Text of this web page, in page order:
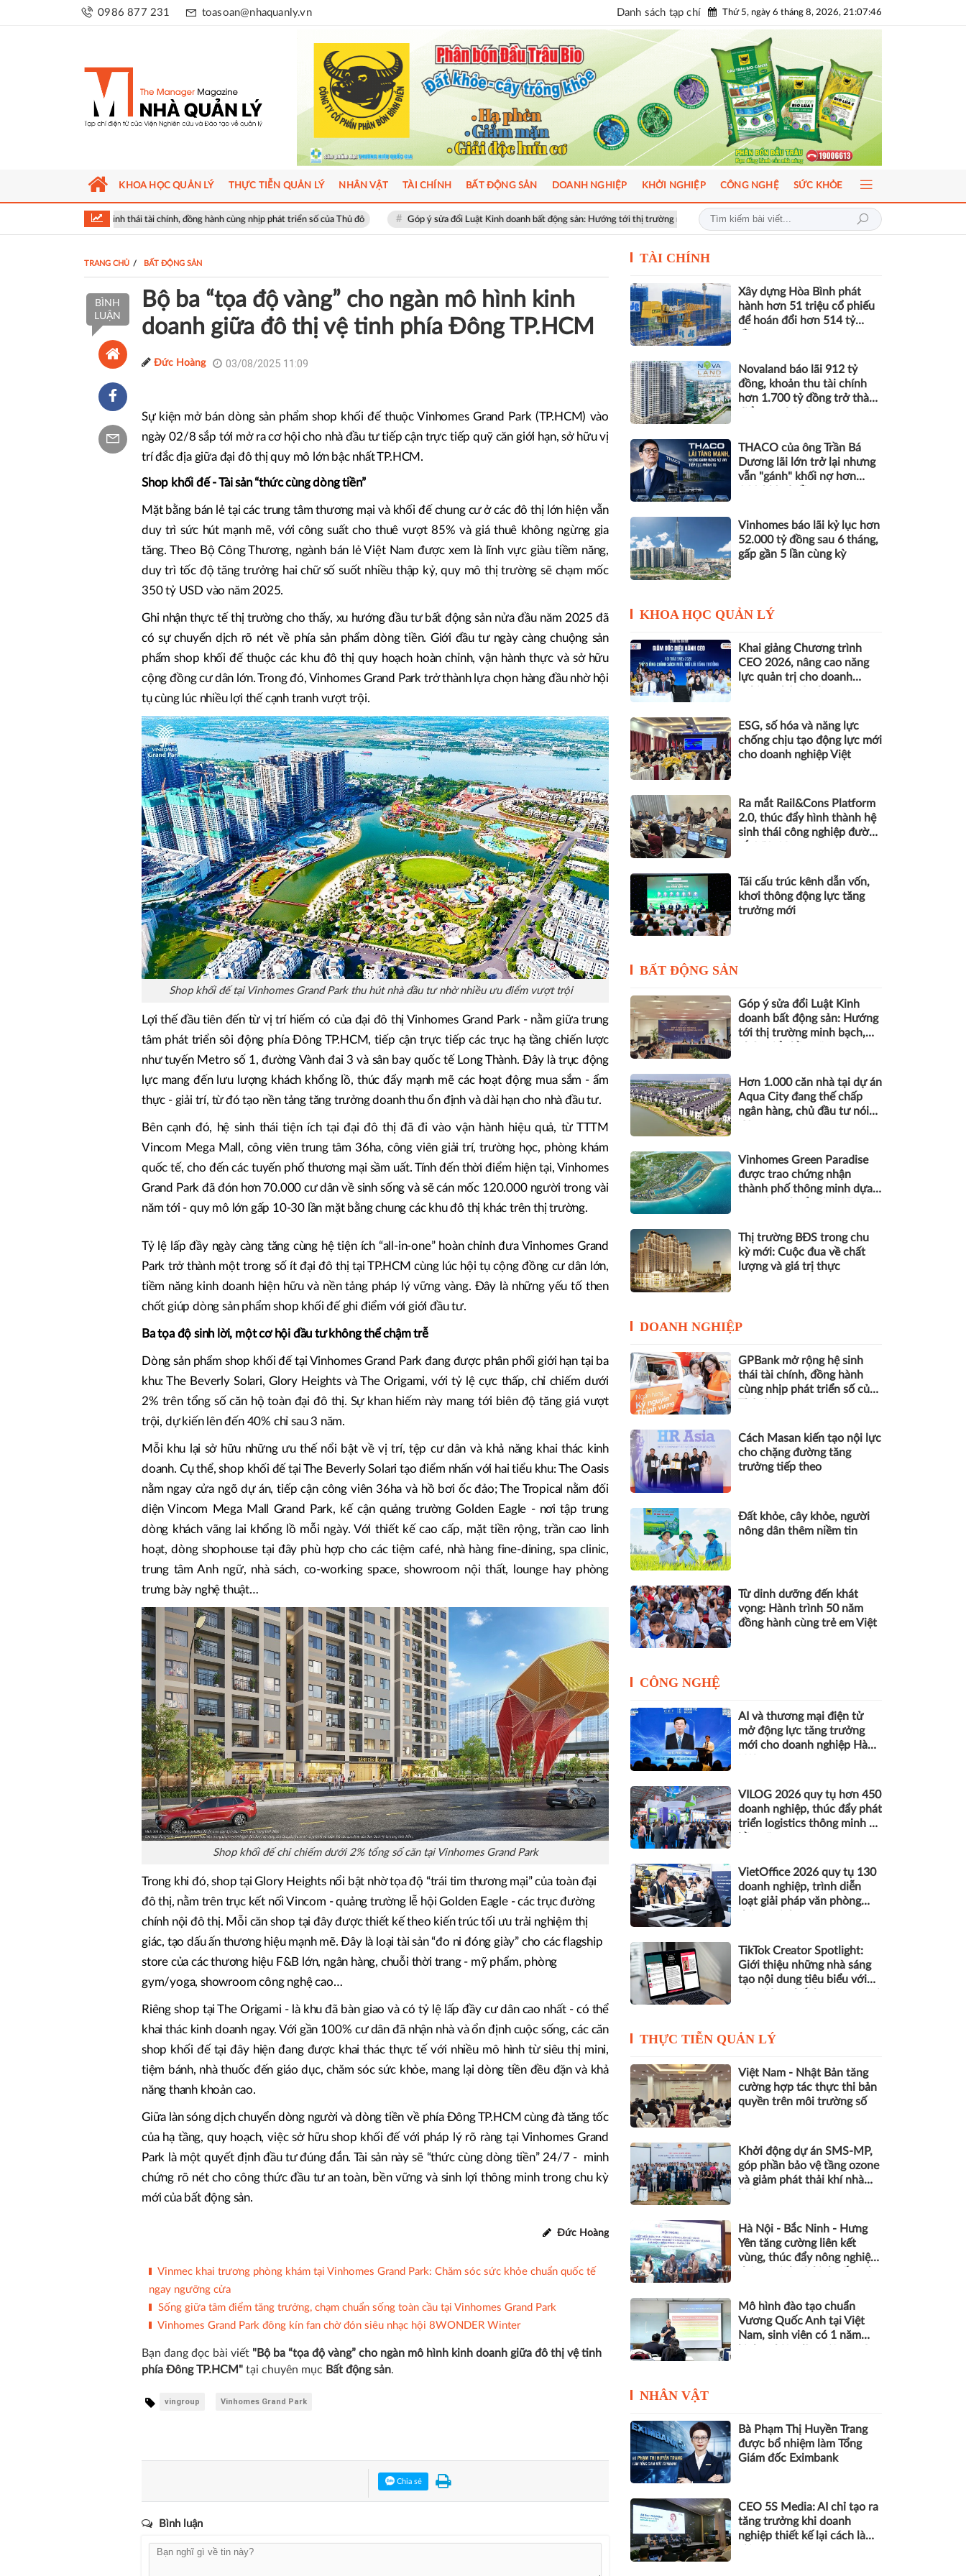
0986 877 231 toasoan@nhaquanly.vn Danh sách tạp chí Thứ 5, ngày 6 tháng 8, 2026, 21:07:48
hệ sinh thái tài chính, đồng hành cùng nhịp phát triển số của Thủ đô Góp ý sửa đổi Luật Kinh doanh bất động sản: Hướng tới thị trường minh bạch, phát triển bền vững Hơn 1.000 căn nhà tại dự án Aqua City đang thế
KHOA HỌC QUẢN LÝ THỰC TIỄN QUẢN LÝ NHÂN VẬT TÀI CHÍNH BẤT ĐỘNG SẢN DOANH NGHIỆP KHỞI NGHIỆP CÔNG NGHỆ SỨC KHỎE
TRANG CHỦ BẤT ĐỘNG SẢN
BÌNH
LUẬN
Bộ ba “tọa độ vàng” cho ngàn mô hình kinh
doanh giữa đô thị vệ tinh phía Đông TP.HCM
Đức Hoàng 03/08/2025 11:09
Sự kiện mở bán dòng sản phẩm shop khối đế thuộc Vinhomes Grand Park (TP.HCM) vào
ngày 02/8 sắp tới mở ra cơ hội cho nhà đầu tư tiếp cận trực tiếp quỹ căn giới hạn, sở hữu vị
trí đắc địa giữa đại đô thị quy mô lớn bậc nhất TP.HCM.
Shop khối đế - Tài sản “thức cùng dòng tiền”
Mặt bằng bán lẻ tại các trung tâm thương mại và khối đế chung cư ở các đô thị lớn hiện vẫn
duy trì sức hút mạnh mẽ, với công suất cho thuê vượt 85% và giá thuê không ngừng gia
tăng. Theo Bộ Công Thương, ngành bán lẻ Việt Nam được xem là lĩnh vực giàu tiềm năng,
duy trì tốc độ tăng trưởng hai chữ số suốt nhiều thập kỷ, quy mô thị trường sẽ chạm mốc
350 tỷ USD vào năm 2025.
Ghi nhận thực tế thị trường cho thấy, xu hướng đầu tư bất động sản nửa đầu năm 2025 đã
có sự chuyển dịch rõ nét về phía sản phẩm dòng tiền. Giới đầu tư ngày càng chuộng sản
phẩm shop khối đế thuộc các khu đô thị quy hoạch hoàn chỉnh, vận hành thực và sở hữu
cộng đồng cư dân lớn. Trong đó, Vinhomes Grand Park trở thành lựa chọn hàng đầu nhờ hội
tụ cùng lúc nhiều lợi thế cạnh tranh vượt trội.
Shop khối đế tại Vinhomes Grand Park thu hút nhà đầu tư nhờ nhiều ưu điểm vượt trội
Lợi thế đầu tiên đến từ vị trí hiếm có của đại đô thị Vinhomes Grand Park - nằm giữa trung
tâm phát triển sôi động phía Đông TP.HCM, tiếp cận trực tiếp các trục hạ tầng chiến lược
như tuyến Metro số 1, đường Vành đai 3 và sân bay quốc tế Long Thành. Đây là trục động
lực mang đến lưu lượng khách khổng lồ, thúc đẩy mạnh mẽ các hoạt động mua sắm - ẩm
thực - giải trí, từ đó tạo nền tảng tăng trưởng doanh thu ổn định và dài hạn cho nhà đầu tư.
Bên cạnh đó, hệ sinh thái tiện ích tại đại đô thị đã đi vào vận hành hiệu quả, từ TTTM
Vincom Mega Mall, công viên trung tâm 36ha, công viên giải trí, trường học, phòng khám
quốc tế, cho đến các tuyến phố thương mại sầm uất. Tính đến thời điểm hiện tại, Vinhomes
Grand Park đã đón hơn 70.000 cư dân về sinh sống và sẽ cán mốc 120.000 người trong vài
năm tới - quy mô lớn gấp 10-30 lần mặt bằng chung các khu đô thị khác trên thị trường.
Tỷ lệ lấp đầy ngày càng tăng cùng hệ tiện ích “all-in-one” hoàn chỉnh đưa Vinhomes Grand
Park trở thành một trong số ít đại đô thị tại TP.HCM cùng lúc hội tụ cộng đồng cư dân lớn,
tiềm năng kinh doanh hiện hữu và nền tảng pháp lý vững vàng. Đây là những yếu tố then
chốt giúp dòng sản phẩm shop khối đế ghi điểm với giới đầu tư.
Ba tọa độ sinh lời, một cơ hội đầu tư không thể chậm trễ
Dòng sản phẩm shop khối đế tại Vinhomes Grand Park đang được phân phối giới hạn tại ba
khu: The Beverly Solari, Glory Heights và The Origami, với tỷ lệ cực thấp, chỉ chiếm dưới
2% trên tổng số căn hộ toàn đại đô thị. Sự khan hiếm này mang tới biên độ tăng giá vượt
trội, dự kiến lên đến 40% chỉ sau 3 năm.
Mỗi khu lại sở hữu những ưu thế nổi bật về vị trí, tệp cư dân và khả năng khai thác kinh
doanh. Cụ thể, shop khối đế tại The Beverly Solari tạo điểm nhấn với hai tiểu khu: The Oasis
nằm ngay cửa ngõ dự án, tiếp cận công viên 36ha và hồ bơi ốc đảo; The Tropical nằm đối
diện Vincom Mega Mall Grand Park, kế cận quảng trường Golden Eagle - nơi tập trung
dòng khách vãng lai khổng lồ mỗi ngày. Với thiết kế cao cấp, mặt tiền rộng, trần cao linh
hoạt, dòng shophouse tại đây phù hợp cho các tiệm café, nhà hàng fine-dining, spa clinic,
trung tâm Anh ngữ, nhà sách, co-working space, showroom nội thất, lounge hay phòng
trưng bày nghệ thuật…
Shop khối đế chỉ chiếm dưới 2% tổng số căn tại Vinhomes Grand Park
Trong khi đó, shop tại Glory Heights nổi bật nhờ tọa độ “trái tim thương mại” của toàn đại
đô thị, nằm trên trục kết nối Vincom - quảng trường lễ hội Golden Eagle - các trục đường
chính nội đô thị. Mỗi căn shop tại đây được thiết kế theo kiến trúc tối ưu trải nghiệm thị
giác, tạo dấu ấn thương hiệu mạnh mẽ. Đây là loại tài sản “đo ni đóng giày” cho các flagship
store của các thương hiệu F&B lớn, ngân hàng, chuỗi thời trang - mỹ phẩm, phòng
gym/yoga, showroom công nghệ cao…
Riêng shop tại The Origami - là khu đã bàn giao và có tỷ lệ lấp đầy cư dân cao nhất - có thể
khai thác kinh doanh ngay. Với gần 100% cư dân đã nhận nhà và ổn định cuộc sống, các căn
shop khối đế tại đây hiện đang được khai thác thực tế với nhiều mô hình từ siêu thị mini,
tiệm bánh, nhà thuốc đến giáo dục, chăm sóc sức khỏe, mang lại dòng tiền đều đặn và khả
năng thanh khoản cao.
Giữa làn sóng dịch chuyển dòng người và dòng tiền về phía Đông TP.HCM cùng đà tăng tốc
của hạ tầng, quy hoạch, việc sở hữu shop khối đế với pháp lý rõ ràng tại Vinhomes Grand
Park là một quyết định đầu tư đúng đắn. Tài sản này sẽ “thức cùng dòng tiền” 24/7 - minh
chứng rõ nét cho công thức đầu tư an toàn, bền vững và sinh lợi thông minh trong chu kỳ
mới của bất động sản.
Đức Hoàng
Vinmec khai trương phòng khám tại Vinhomes Grand Park: Chăm sóc sức khỏe chuẩn quốc tế
ngay ngưỡng cửa
Sống giữa tâm điểm tăng trưởng, chạm chuẩn sống toàn cầu tại Vinhomes Grand Park
Vinhomes Grand Park đông kín fan chờ đón siêu nhạc hội 8WONDER Winter
Bạn đang đọc bài viết "Bộ ba “tọa độ vàng” cho ngàn mô hình kinh doanh giữa đô thị vệ tinh
phía Đông TP.HCM" tại chuyên mục Bất động sản.
vingroup Vinhomes Grand Park
Chia sẻ
Bình luận
TÀI CHÍNH
Xây dựng Hòa Bình phát
hành hơn 51 triệu cổ phiếu
để hoán đổi hơn 514 tỷ
Novaland báo lãi 912 tỷ
đồng, khoản thu tài chính
hơn 1.700 tỷ đồng trở thành
THACO của ông Trần Bá
Dương lãi lớn trở lại nhưng
vẫn "gánh" khối nợ hơn
Vinhomes báo lãi kỷ lục hơn
52.000 tỷ đồng sau 6 tháng,
gấp gần 5 lần cùng kỳ
KHOA HỌC QUẢN LÝ
Khai giảng Chương trình
CEO 2026, nâng cao năng
lực quản trị cho doanh
ESG, số hóa và năng lực
chống chịu tạo động lực mới
cho doanh nghiệp Việt
Ra mắt Rail&Cons Platform
2.0, thúc đẩy hình thành hệ
sinh thái công nghiệp đường
Tái cấu trúc kênh dẫn vốn,
khơi thông động lực tăng
trưởng mới
BẤT ĐỘNG SẢN
Góp ý sửa đổi Luật Kinh
doanh bất động sản: Hướng
tới thị trường minh bạch,
Hơn 1.000 căn nhà tại dự án
Aqua City đang thế chấp
ngân hàng, chủ đầu tư nói
Vinhomes Green Paradise
được trao chứng nhận
thành phố thông minh dựa
Thị trường BĐS trong chu
kỳ mới: Cuộc đua về chất
lượng và giá trị thực
DOANH NGHIỆP
GPBank mở rộng hệ sinh
thái tài chính, đồng hành
cùng nhịp phát triển số của
Cách Masan kiến tạo nội lực
cho chặng đường tăng
trưởng tiếp theo
Đất khỏe, cây khỏe, người
nông dân thêm niềm tin
Từ dinh dưỡng đến khát
vọng: Hành trình 50 năm
đồng hành cùng trẻ em Việt
CÔNG NGHỆ
AI và thương mại điện tử
mở động lực tăng trưởng
mới cho doanh nghiệp Hà
VILOG 2026 quy tụ hơn 450
doanh nghiệp, thúc đẩy phát
triển logistics thông minh và
VietOffice 2026 quy tụ 130
doanh nghiệp, trình diễn
loạt giải pháp văn phòng
TikTok Creator Spotlight:
Giới thiệu những nhà sáng
tạo nội dung tiêu biểu với
THỰC TIỄN QUẢN LÝ
Việt Nam - Nhật Bản tăng
cường hợp tác thực thi bản
quyền trên môi trường số
Khởi động dự án SMS-MP,
góp phần bảo vệ tầng ozone
và giảm phát thải khí nhà
Hà Nội - Bắc Ninh - Hưng
Yên tăng cường liên kết
vùng, thúc đẩy nông nghiệp
Mô hình đào tạo chuẩn
Vương Quốc Anh tại Việt
Nam, sinh viên có 1 năm
NHÂN VẬT
Bà Phạm Thị Huyền Trang
được bổ nhiệm làm Tổng
Giám đốc Eximbank
CEO 5S Media: AI chỉ tạo ra
tăng trưởng khi doanh
nghiệp thiết kế lại cách làm